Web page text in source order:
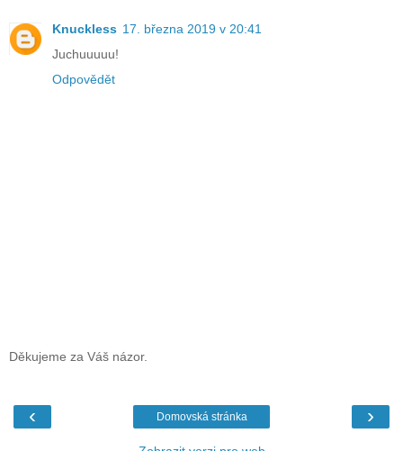
Knuckless 17. března 2019 v 20:41
Juchuuuuu!
Odpovědět
Děkujeme za Váš názor.
‹ ›
Domovská stránka